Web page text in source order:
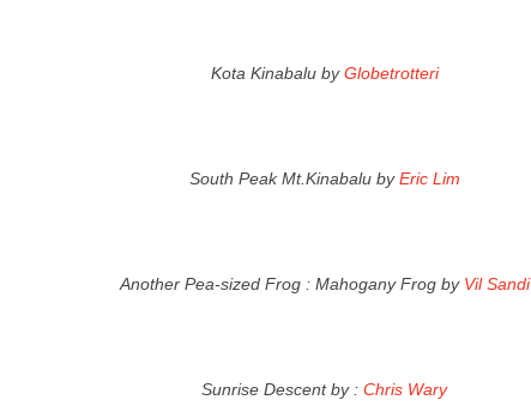
Kota Kinabalu byGlobetrotteri
South Peak Mt.Kinabalu byEric Lim
Another Pea-sized Frog : Mahogany Frog by Vil Sandi
Sunrise Descent by : Chris Wary